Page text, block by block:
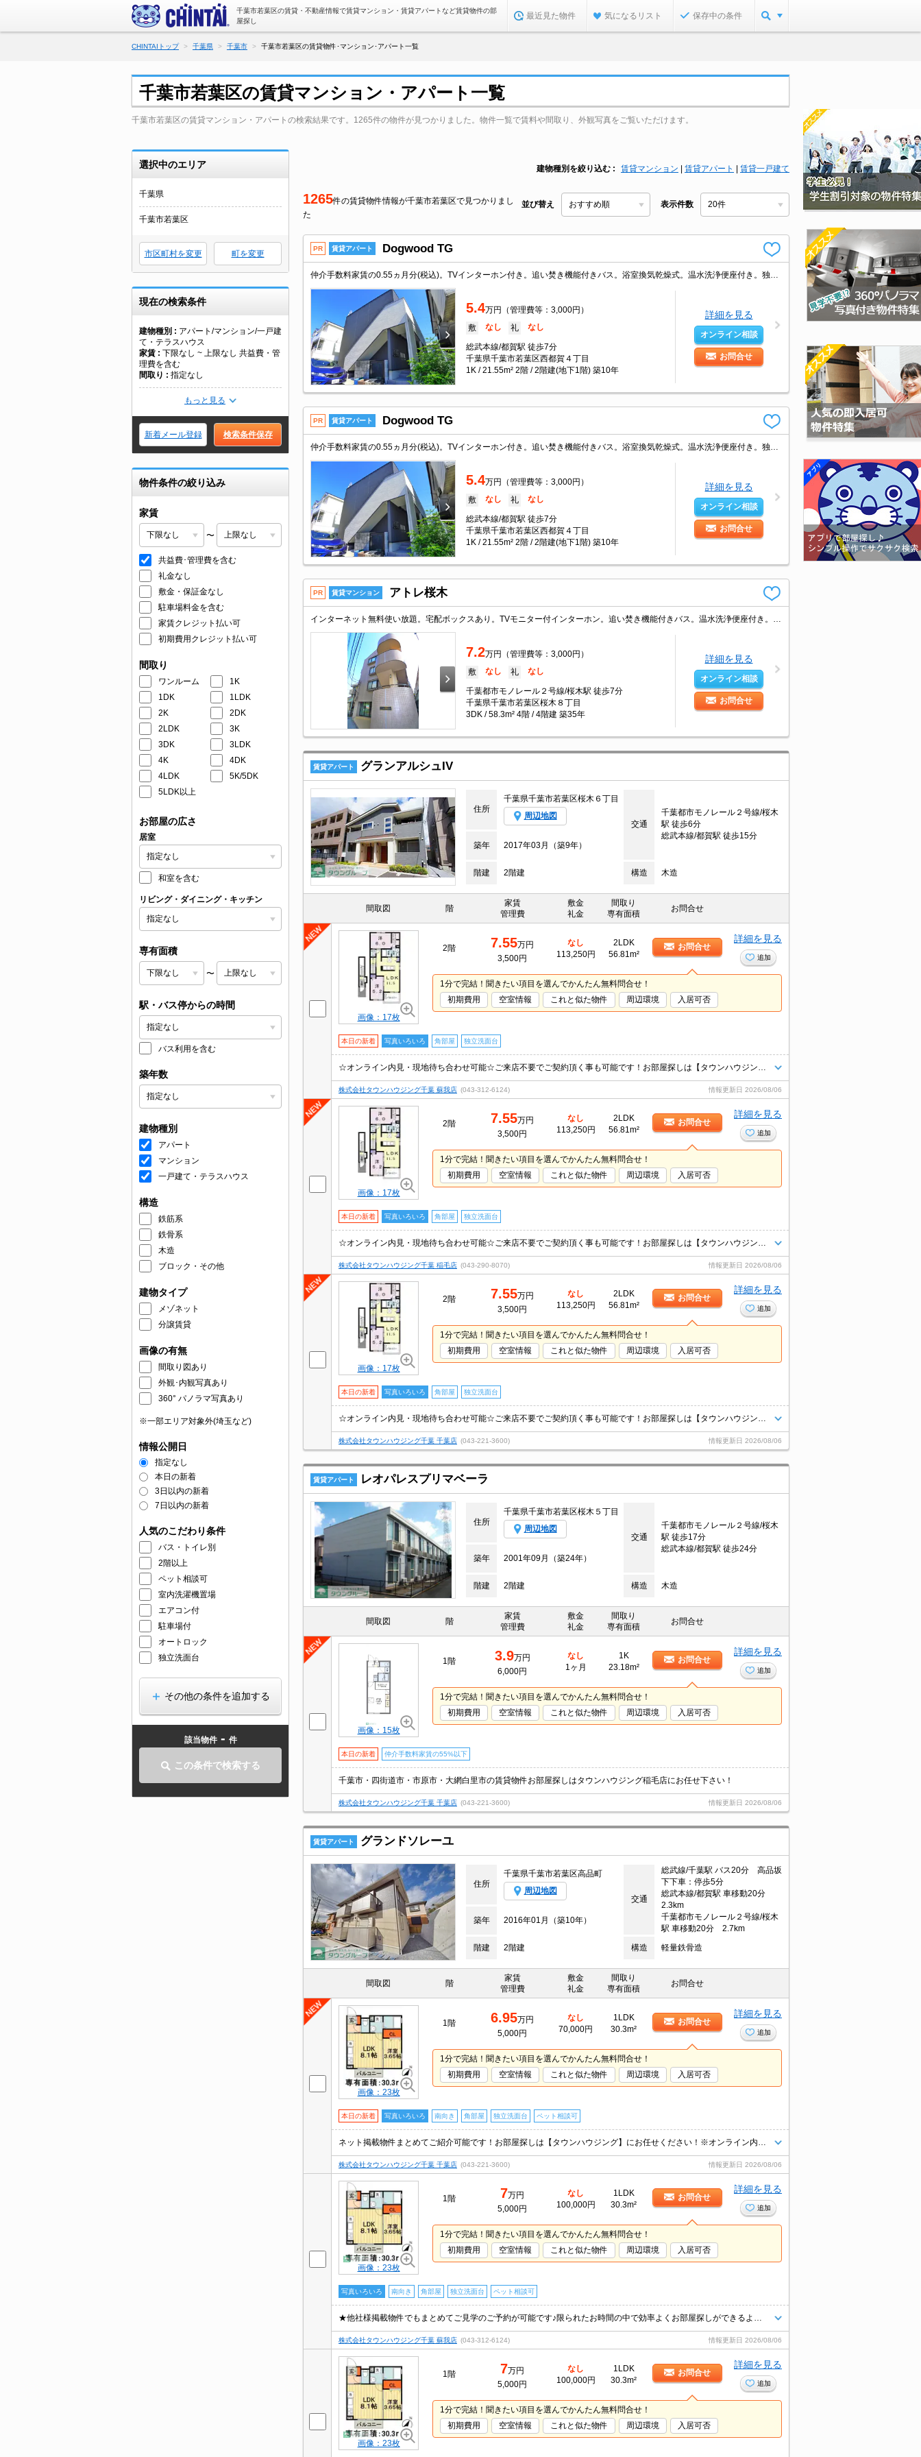
千葉市若葉区の賃貸・不動産情報で賃貸マンション・賃貸アパートなど賃貸物件の部
屋探し
最近見た物件 気になるリスト 保存中の条件
CHINTAIトップ 千葉県 千葉市 千葉市若葉区の賃貸物件･マンション･アパート一覧
千葉市若葉区の賃貸マンション・アパート一覧
千葉市若葉区の賃貸マンション・アパートの検索結果です。1265件の物件が見つかりました。物件一覧で賃料や間取り、外観写真をご覧いただけます。
選択中のエリア
千葉県
千葉市若葉区
市区町村を変更 町を変更
現在の検索条件
建物種別
アパート/マンション/一戸建
て・テラスハウス
家賃
下限なし ~ 上限なし 共益費・管
理費を含む
間取り
指定なし
もっと見る
新着メール登録 検索条件保存
物件条件の絞り込み
家賃
〜
共益費･管理費を含む
礼金なし
敷金・保証金なし
駐車場料金を含む
家賃クレジット払い可
初期費用クレジット払い可
間取り
ワンルーム
1K
1DK
1LDK
2K
2DK
2LDK
3K
3DK
3LDK
4K
4DK
4LDK
5K/5DK
5LDK以上
お部屋の広さ
居室
和室を含む
リビング・ダイニング・キッチン
専有面積
〜
駅・バス停からの時間
バス利用を含む
築年数
建物種別
アパート
マンション
一戸建て・テラスハウス
構造
鉄筋系
鉄骨系
木造
ブロック・その他
建物タイプ
メゾネット
分譲賃貸
画像の有無
間取り図あり
外観･内観写真あり
360° パノラマ写真あり
※一部エリア対象外(埼玉など)
情報公開日
指定なし
本日の新着
3日以内の新着
7日以内の新着
人気のこだわり条件
バス・トイレ別
2階以上
ペット相談可
室内洗濯機置場
エアコン付
駐車場付
オートロック
独立洗面台
その他の条件を追加する
該当物件 - 件
この条件で検索する
建物種別を絞り込む 賃貸マンション 賃貸アパート 賃貸一戸建て
1265件の賃貸物件情報が千葉市若葉区で見つかりまし
た
並び替え 表示件数
PR 賃貸アパート Dogwood TG
5.4万円（管理費等：3,000円）
敷 なし 礼 なし
総武本線/都賀駅 徒歩7分
千葉県千葉市若葉区西都賀４丁目
1K / 21.55m² 2階 / 2階建(地下1階) 築10年
詳細を見る
オンライン相談
お問合せ
PR 賃貸アパート Dogwood TG
5.4万円（管理費等：3,000円）
敷 なし 礼 なし
総武本線/都賀駅 徒歩7分
千葉県千葉市若葉区西都賀４丁目
1K / 21.55m² 2階 / 2階建(地下1階) 築10年
詳細を見る
オンライン相談
お問合せ
PR 賃貸マンション アトレ桜木
7.2万円（管理費等：3,000円）
敷 なし 礼 なし
千葉都市モノレール２号線/桜木駅 徒歩7分
千葉県千葉市若葉区桜木８丁目
3DK / 58.3m² 4階 / 4階建 築35年
詳細を見る
オンライン相談
お問合せ
賃貸アパート グランアルシュIV
住所
千葉県千葉市若葉区桜木６丁目
周辺地図
交通
千葉都市モノレール２号線/桜木
駅 徒歩6分
総武本線/都賀駅 徒歩15分
築年
2017年03月（築9年）
階建 2階建 構造 木造
間取図 階
家賃
管理費
敷金
礼金
間取り
専有面積
お問合せ
画像：17枚
2階 7.55万円
3,500円
なし
113,250円
2LDK
56.81m²
お問合せ
詳細を見る
追加
1分で完結！聞きたい項目を選んでかんたん無料問合せ！
初期費用
空室情報 これと似た物件 周辺環境 入居可否
本日の新着 写真いろいろ 角部屋 独立洗面台
株式会社タウンハウジング千葉 蘇我店 (043-312-6124) 情報更新日 2026/08/06
画像：17枚
2階 7.55万円
3,500円
なし
113,250円
2LDK
56.81m²
お問合せ
詳細を見る
追加
1分で完結！聞きたい項目を選んでかんたん無料問合せ！
初期費用
空室情報 これと似た物件 周辺環境 入居可否
本日の新着 写真いろいろ 角部屋 独立洗面台
株式会社タウンハウジング千葉 稲毛店 (043-290-8070) 情報更新日 2026/08/06
画像：17枚
2階 7.55万円
3,500円
なし
113,250円
2LDK
56.81m²
お問合せ
詳細を見る
追加
1分で完結！聞きたい項目を選んでかんたん無料問合せ！
初期費用
空室情報 これと似た物件 周辺環境 入居可否
本日の新着 写真いろいろ 角部屋 独立洗面台
株式会社タウンハウジング千葉 千葉店 (043-221-3600) 情報更新日 2026/08/06
賃貸アパート レオパレスプリマベーラ
住所
千葉県千葉市若葉区桜木５丁目
周辺地図
交通
千葉都市モノレール２号線/桜木
駅 徒歩17分
総武本線/都賀駅 徒歩24分
築年
2001年09月（築24年）
階建 2階建 構造 木造
間取図 階
家賃
管理費
敷金
礼金
間取り
専有面積
お問合せ
画像：15枚
1階 3.9万円
6,000円
なし
1ヶ月
1K
23.18m²
お問合せ
詳細を見る
追加
1分で完結！聞きたい項目を選んでかんたん無料問合せ！
初期費用
空室情報 これと似た物件 周辺環境 入居可否
本日の新着 仲介手数料家賃の55%以下
千葉市・四街道市・市原市・大網白里市の賃貸物件お部屋探しはタウンハウジング稲毛店にお任せ下さい！
株式会社タウンハウジング千葉 千葉店 (043-221-3600) 情報更新日 2026/08/06
賃貸アパート グランドソレーユ
住所
千葉県千葉市若葉区高品町
周辺地図
交通
総武線/千葉駅 バス20分 高品坂
下下車：停歩5分
総武本線/都賀駅 車移動20分
2.3km
千葉都市モノレール２号線/桜木
駅 車移動20分 2.7km
築年 2016年01月（築10年）
階建 2階建 構造 軽量鉄骨造
間取図 階
家賃
管理費
敷金
礼金
間取り
専有面積
お問合せ
画像：23枚
1階 6.95万円
5,000円
なし
70,000円
1LDK
30.3m²
お問合せ
詳細を見る
追加
1分で完結！聞きたい項目を選んでかんたん無料問合せ！
初期費用
空室情報 これと似た物件 周辺環境 入居可否
本日の新着 写真いろいろ 南向き 角部屋 独立洗面台 ペット相談可
株式会社タウンハウジング千葉 千葉店 (043-221-3600) 情報更新日 2026/08/06
画像：23枚
1階 7万円
5,000円
なし
100,000円
1LDK
30.3m²
お問合せ
詳細を見る
追加
1分で完結！聞きたい項目を選んでかんたん無料問合せ！
初期費用
空室情報 これと似た物件 周辺環境 入居可否
写真いろいろ 南向き 角部屋 独立洗面台 ペット相談可
株式会社タウンハウジング千葉 蘇我店 (043-312-6124) 情報更新日 2026/08/06
画像：23枚
1階 7万円
5,000円
なし
100,000円
1LDK
30.3m²
お問合せ
詳細を見る
追加
1分で完結！聞きたい項目を選んでかんたん無料問合せ！
初期費用
空室情報 これと似た物件 周辺環境 入居可否